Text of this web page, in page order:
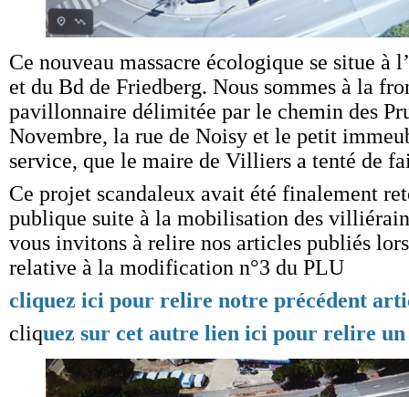
Ce nouveau massacre écologique se situe à
et du Bd de Friedberg. Nous sommes à la
pavillonnaire délimitée par le chemin des
Novembre, la rue de Noisy et le petit
service, que le maire de Villiers a tenté de
Ce projet scandaleux avait été finalement
publique suite à la mobilisation des
vous invitons à relire nos articles publiés
relative à la modification n°3 du PLU
cliquez ici pour relire notre précédent
cliquez sur cet autre lien ici pour relire